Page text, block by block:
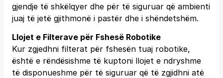
gjendje të shkëlqyer dhe për të siguruar që ambienti
juaj të jetë gjithmonë i pastër dhe i shëndetshëm.
Llojet e Filterave për Fshesë Robotike
Kur zgjedhni filterat për fshesën tuaj robotike,
është e rëndësishme të kuptoni llojet e ndryshme
të disponueshme për të siguruar që të zgjidhni atë